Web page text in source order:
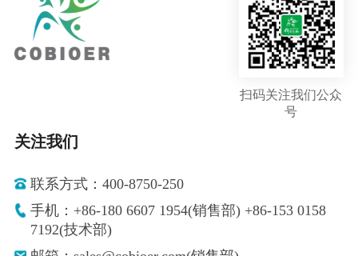
扫码关注我们公众
号
关注我们
联系方式：400-8750-250
手机：+86-180 6607 1954(销售部) +86-153 0158
7192(技术部)